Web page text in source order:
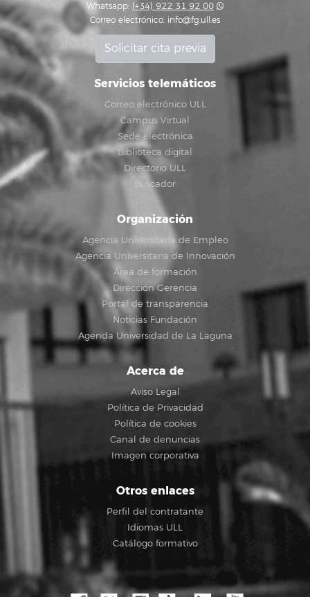
Whatsapp: (+34) 922 31 92 00
Correo electrónico: info@fg.ull.es
Solicitar cita previa
Servicios telemáticos
Correo electrónico ULL
Campus Virtual
Sede electrónica
Biblioteca digital
Directorio ULL
Buscador
Organización
Agencia Universitaria de Empleo
Agencia Universitaria de Innovación
Área de formación
Dirección Gerencia
Portal de transparencia
Noticias Fundación
Agenda Universidad de La Laguna
Acerca de
Aviso Legal
Política de Privacidad
Política de cookies
Canal de denuncias
Imagen corporativa
Otros enlaces
Perfil del contratante
Idiomas ULL
Catálogo formativo